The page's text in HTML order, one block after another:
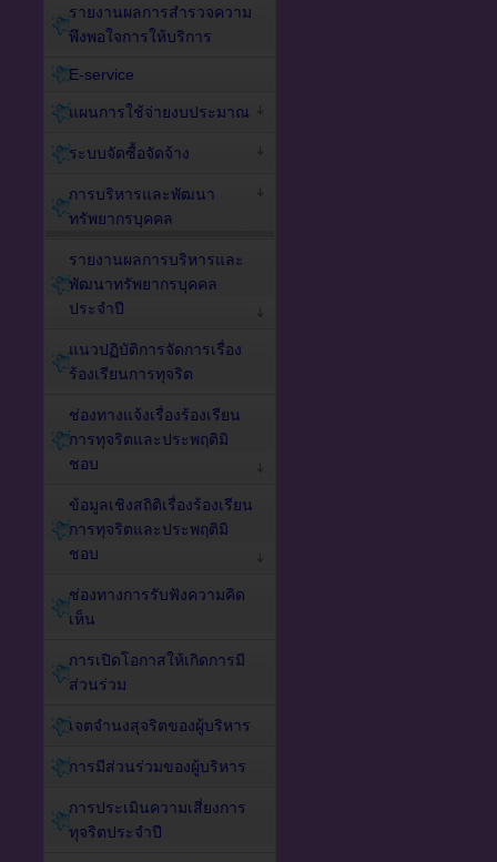
รายงานผลการสำรวจความ
พึงพอใจการให้บริการ
E-service
แผนการใช้จ่ายงบประมาณ
ระบบจัดซื้อจัดจ้าง
การบริหารและพัฒนา
ทรัพยากรบุคคล
รายงานผลการบริหารและ
พัฒนาทรัพยากรบุคคล
ประจำปี
แนวปฏิบัติการจัดการเรื่อง
ร้องเรียนการทุจริต
ช่องทางแจ้งเรื่องร้องเรียน
การทุจริตและประพฤติมิ
ชอบ
ข้อมูลเชิงสถิติเรื่องร้องเรียน
การทุจริตและประพฤติมิ
ชอบ
ช่องทางการรับฟังความคิด
เห็น
การเปิดโอกาสให้เกิดการมี
ส่วนร่วม
เจตจำนงสุจริตของผู้บริหาร
การมีส่วนร่วมของผู้บริหาร
การประเมินความเสี่ยงการ
ทุจริตประจำปี